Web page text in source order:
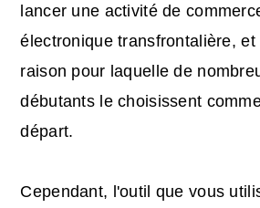
lancer une activité de
électronique transfrontalière, et
raison pour laquelle de
débutants le choisissent
départ.
Cependant, l'outil que vous